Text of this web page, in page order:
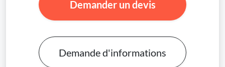
Demander un devis
Demande d'informations